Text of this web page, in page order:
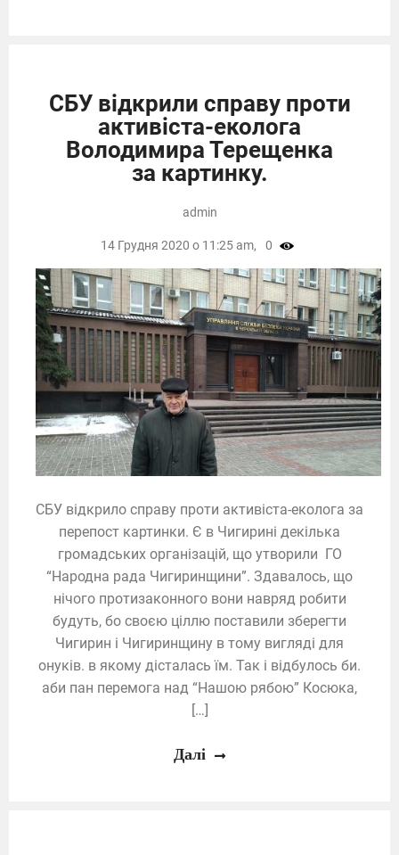
СБУ відкрили справу проти
активіста-еколога
Володимира Терещенка
за картинку.
СБУ відкрило справу проти активіста-еколога за
перепост картинки. Є в Чигирині декілька
громадських організацій, що утворили ГО
“Народна рада Чигиринщини”. Здавалось, що
нічого протизаконного вони навряд робити
будуть, бо своєю ціллю поставили зберегти
Чигирин і Чигиринщину в тому вигляді для
онуків. в якому дісталась їм. Так і відбулось би.
аби пан перемога над “Нашою рябою” Косюка,
[…]
admin
14 Грудня 2020 о 11:25 am, 0
Далі